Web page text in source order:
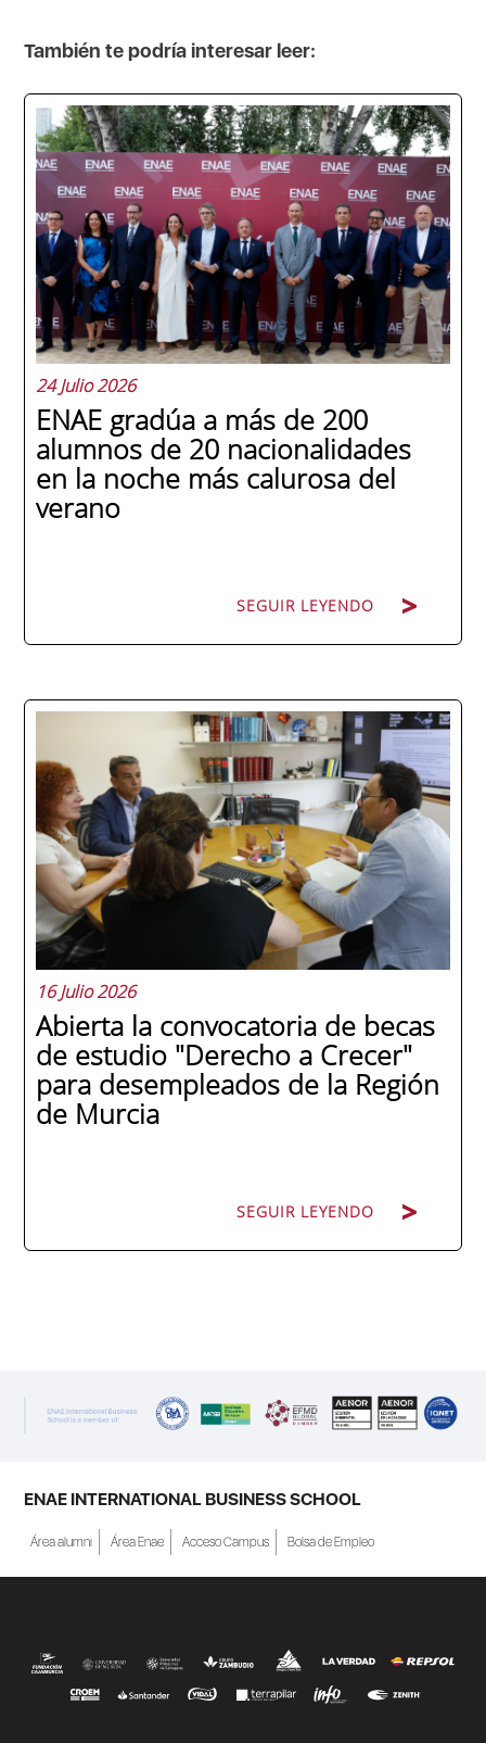
También te podría interesar leer:
24 Julio 2026
ENAE gradúa a más de 200
alumnos de 20 nacionalidades
en la noche más calurosa del
verano
SEGUIR LEYENDO
La promoción 2025/2026 de ENAE Business
School se convirtió en una de las más
internacionales de la historia de la escuela
en una ceremonia celebrada en Murcia
con 44 grados y más de 600 asistentes.
Ricardo Navarro, vicepresidente senior de
Generac Power Systems en Estados Unidos
y antiguo alumno...
16 Julio 2026
Abierta la convocatoria de becas
de estudio "Derecho a Crecer"
para desempleados de la Región
de Murcia
SEGUIR LEYENDO
a Crecer". El programa está dirigido a
personas inscritas como demandantes de
becas de estudio parciales (50%), además
de al menos una beca...
ENAE INTERNATIONAL BUSINESS SCHOOL
Área alumni Área Enae Acceso Campus Bolsa de Empleo